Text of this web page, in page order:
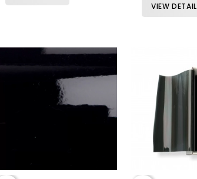
VIEW DETAIL